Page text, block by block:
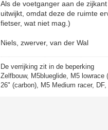
Als de voetganger aan de
uitwijkt, omdat deze de ruimte
fietser, wat niet mag.)
Niels, zwerver, van der Wal
De verrijking zit in de beperking
Zelfbouw, M5blueglide, M5
26" (carbon), M5 Medium racer,